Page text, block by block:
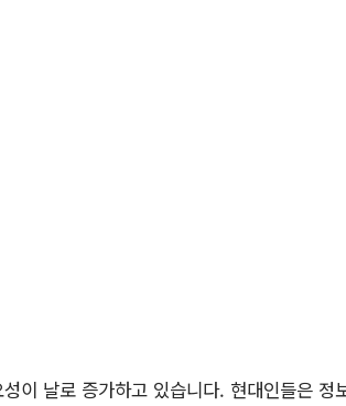
이 날로 증가하고 있습니다. 현대인들은